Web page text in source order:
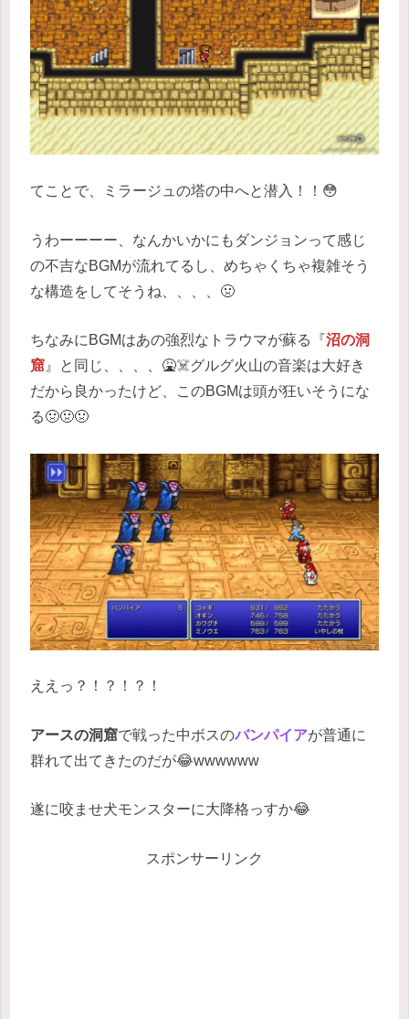
てことで、ミラージュの塔の中へと潜入！！😳
うわーーーー、なんかいかにもダンジョンって感じ
の不吉なBGMが流れてるし、めちゃくちゃ複雑そう
な構造をしてそうね、、、、🤢
ちなみにBGMはあの強烈なトラウマが蘇る『沼の洞
窟 』と同じ、、、、🤮☠️グルグ火山の音楽は大好き
だから良かったけど、このBGMは頭が狂いそうにな
る🤢🤢🤢
ええっ？！？！？！
アースの洞窟で戦った中ボスのバンパイアが普通に
群れて出てきたのだが😂wwwwww
遂に咬ませ犬モンスターに大降格っすか😂
スポンサーリンク